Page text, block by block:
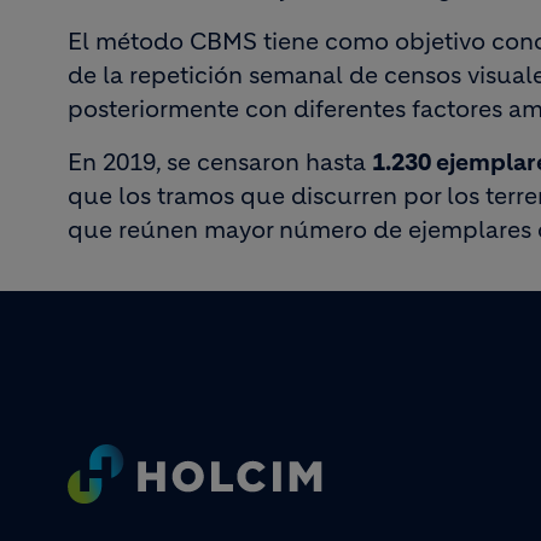
El método CBMS tiene como objetivo
de la repetición semanal de censos
posteriormente con diferentes factores
En 2019, se censaron hasta 1.230
que los tramos que discurren por los
que reúnen mayor número de ejemplares